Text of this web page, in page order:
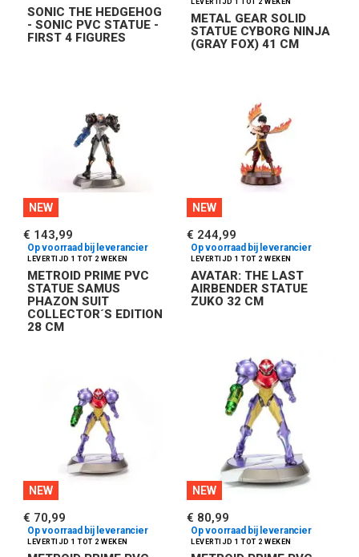
SONIC THE HEDGEHOG
- SONIC PVC STATUE -
FIRST 4 FIGURES
METAL GEAR SOLID
STATUE CYBORG NINJA
(GRAY FOX) 41 CM
NEW
METROID PRIME PVC
STATUE SAMUS
PHAZON SUIT
COLLECTOR´S EDITION
28 CM
€ 143,99
Op voorraad bij leverancier
NEW
AVATAR: THE LAST
AIRBENDER STATUE
ZUKO 32 CM
€ 244,99
Op voorraad bij leverancier
NEW
€ 70,99
Op voorraad bij leverancier
NEW
€ 80,99
Op voorraad bij leverancier